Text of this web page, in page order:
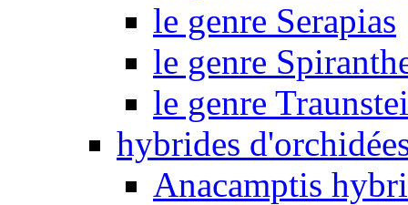
le genre Serapias
le genre
le genre
hybrides
Anacamptis